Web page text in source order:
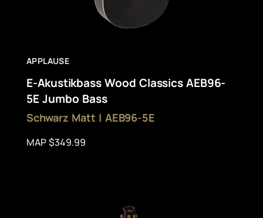
APPLAUSE
E-Akustikbass Wood Classics AEB96-
5E Jumbo Bass
Schwarz Matt | AEB96-5E
MAP $349.99